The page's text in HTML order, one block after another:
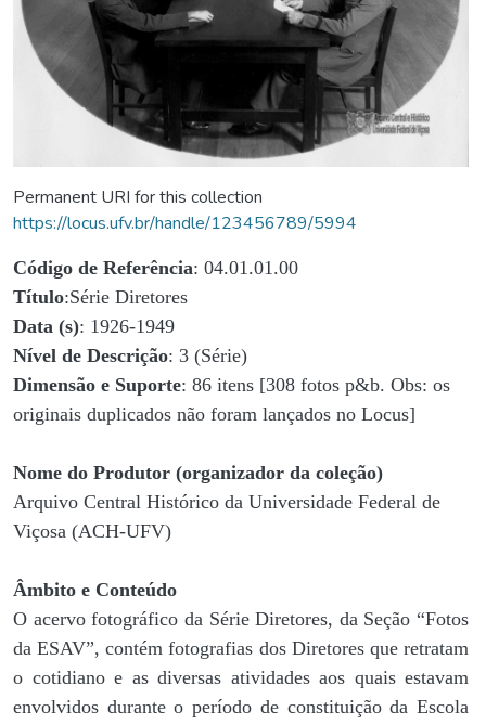
Permanent URI for this collection
https://locus.ufv.br/handle/123456789/5994
Código de Referência: 04.01.01.00
Título:Série Diretores
Data (s): 1926-1949
Nível de Descrição: 3 (Série)
Dimensão e Suporte: 86 itens [308 fotos p&b. Obs: os
originais duplicados não foram lançados no Locus]
Nome do Produtor (organizador da coleção)
Arquivo Central Histórico da Universidade Federal de
Viçosa (ACH-UFV)
Âmbito e Conteúdo
O acervo fotográfico da Série Diretores, da Seção “Fotos
da ESAV”, contém fotografias dos Diretores que retratam
o cotidiano e as diversas atividades aos quais estavam
envolvidos durante o período de constituição da Escola